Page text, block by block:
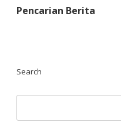
Pencarian Berita
Search